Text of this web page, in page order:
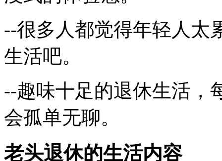
--很多人都觉得年轻人太
生活吧。
--趣味十足的退休生活，
会孤单无聊。
老头退休的生活内容